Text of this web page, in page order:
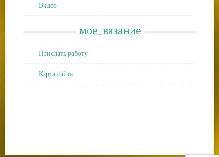
Видео
мое_вязание
Прислать работу
Карта сайта